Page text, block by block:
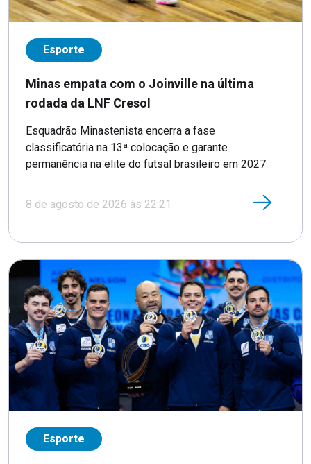
Esporte
Minas empata com o Joinville na última
rodada da LNF Cresol
Esquadrão Minastenista encerra a fase
classificatória na 13ª colocação e garante
permanência na elite do futsal brasileiro em 2027
8 de agosto de 2026 às 22:21
Esporte